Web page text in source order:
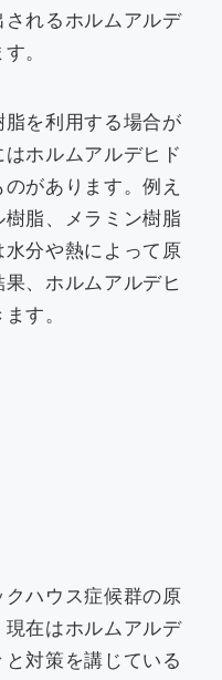
れるホルムアルデ
。
を利用する場合が
ホルムアルデヒド
があります。例え
脂、メラミン樹脂
分や熱によって原
、ホルムアルデヒ
す。
ハウス症候群の原
現在はホルムアルデ
対策を講じている